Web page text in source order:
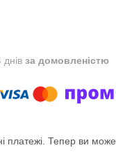
за домовленістю
платежі. Тепер ви